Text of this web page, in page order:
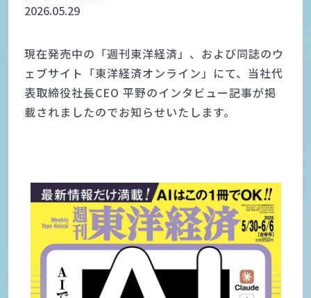
2026.05.29
現在発売中の「週刊東洋経済」、および同誌のウ
ェブサイト「東洋経済オンライン」にて、当社代
表取締役社長CEO 平野のインタビュー記事が掲
載されましたのでお知らせいたします。